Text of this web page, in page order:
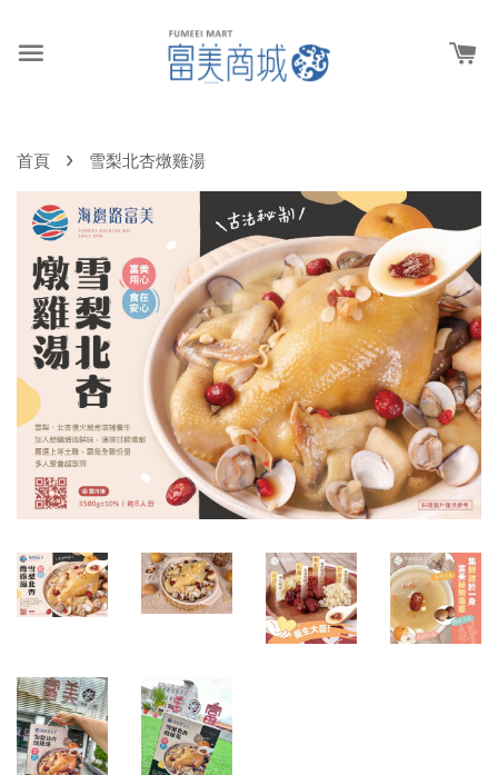
首頁 › 雪梨北杏燉雞湯